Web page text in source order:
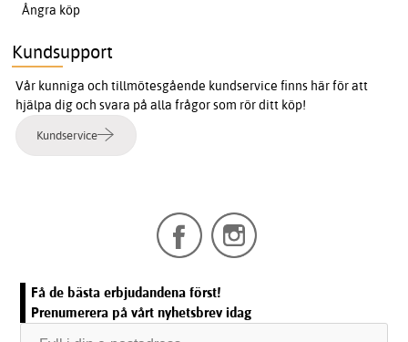
Ångra köp
Kundsupport
Vår kunniga och tillmötesgående kundservice finns här för att
hjälpa dig och svara på alla frågor som rör ditt köp!
Kundservice
Få de bästa erbjudandena först!
Prenumerera på vårt nyhetsbrev idag